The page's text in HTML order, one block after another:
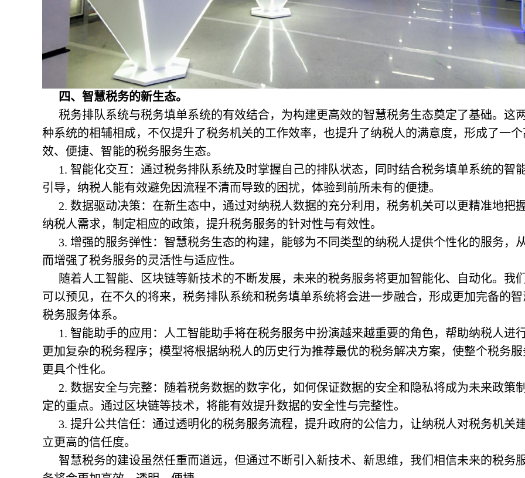
四、智慧税务的新生态。
税务排队系统与税务填单系统的有效结合，为构建更高效的智慧税务生态奠定了基础。这
种系统的相辅相成，不仅提升了税务机关的工作效率，也提升了纳税人的满意度，形成了一个
效、便捷、智能的税务服务生态。
1. 智能化交互：通过税务排队系统及时掌握自己的排队状态，同时结合税务填单系统的智
引导，纳税人能有效避免因流程不清而导致的困扰，体验到前所未有的便捷。
2. 数据驱动决策：在新生态中，通过对纳税人数据的充分利用，税务机关可以更精准地把
纳税人需求，制定相应的政策，提升税务服务的针对性与有效性。
3. 增强的服务弹性：智慧税务生态的构建，能够为不同类型的纳税人提供个性化的服务，
而增强了税务服务的灵活性与适应性。
随着人工智能、区块链等新技术的不断发展，未来的税务服务将更加智能化、自动化。我
可以预见，在不久的将来，税务排队系统和税务填单系统将会进一步融合，形成更加完备的智
税务服务体系。
1. 智能助手的应用：人工智能助手将在税务服务中扮演越来越重要的角色，帮助纳税人进
更加复杂的税务程序；模型将根据纳税人的历史行为推荐最优的税务解决方案，使整个税务服
更具个性化。
2. 数据安全与完整：随着税务数据的数字化，如何保证数据的安全和隐私将成为未来政策
定的重点。通过区块链等技术，将能有效提升数据的安全性与完整性。
3. 提升公共信任：通过透明化的税务服务流程，提升政府的公信力，让纳税人对税务机关
立更高的信任度。
智慧税务的建设虽然任重而道远，但通过不断引入新技术、新思维，我们相信未来的税务